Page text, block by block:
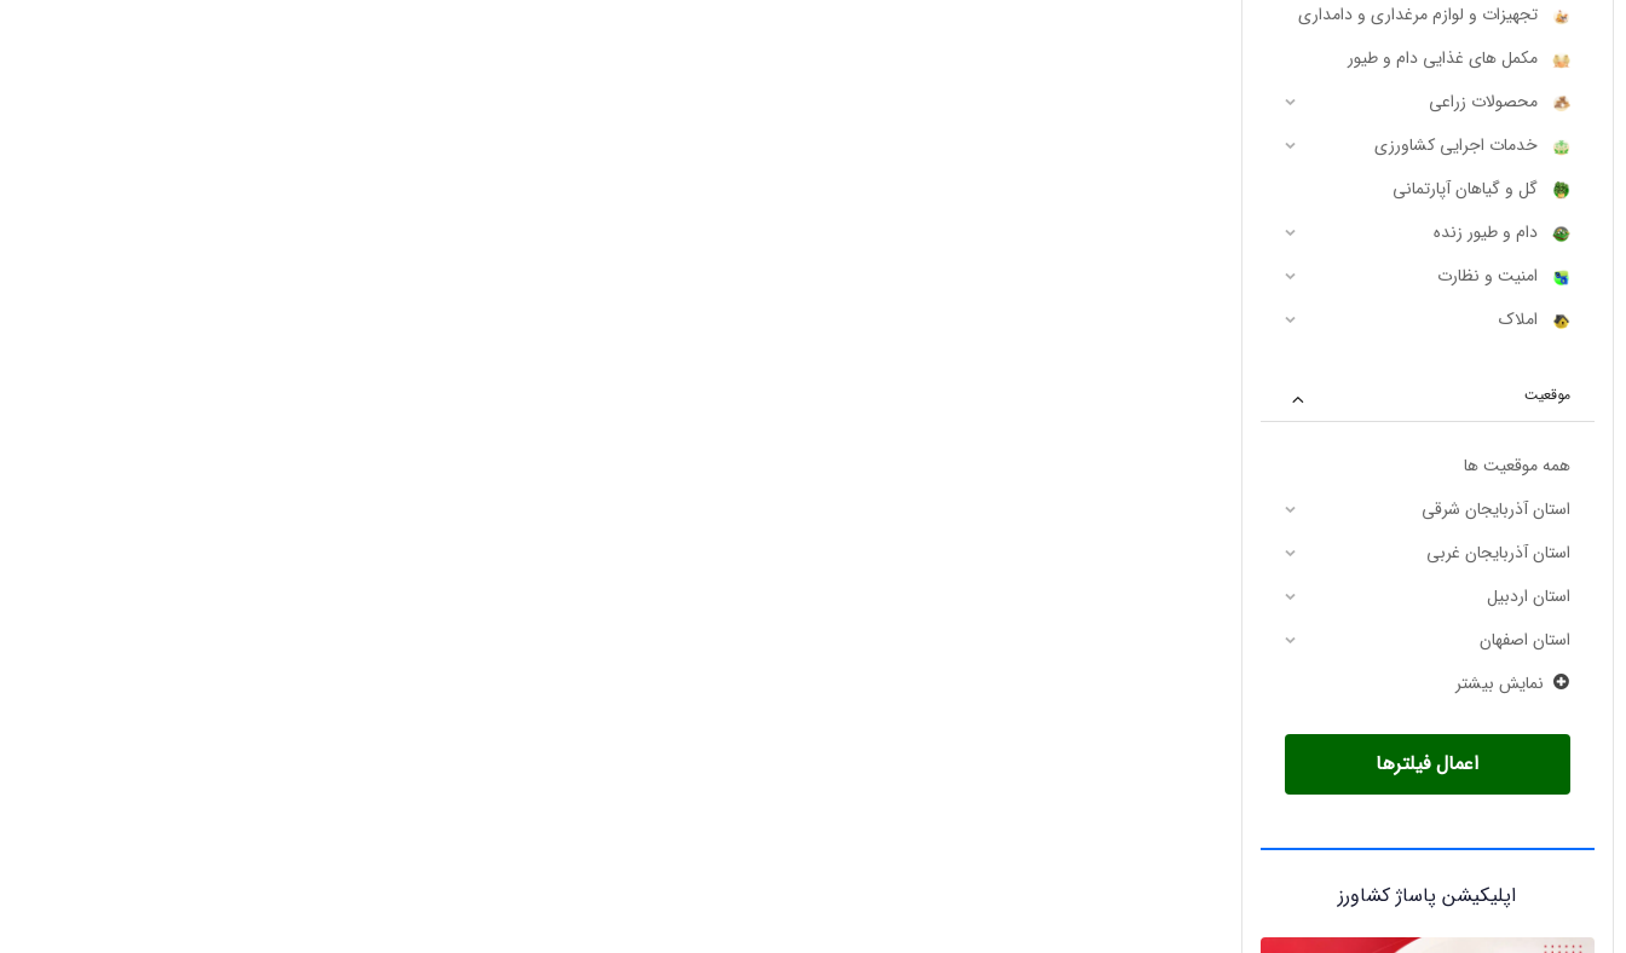
تجهیزات و لوازم مرغداری و دامداری
مکمل های غذایی دام و طیور
محصولات زراعی
خدمات اجرایی کشاورزی
گل و گیاهان آپارتمانی
دام و طیور زنده
امنیت و نظارت
املاک
موقعیت
همه موقعیت ها
استان آذربایجان شرقی
استان آذربایجان غربی
استان اردبیل
استان اصفهان
نمایش بیشتر
اعمال فیلترها
اپلیکیشن پاساژ کشاورز